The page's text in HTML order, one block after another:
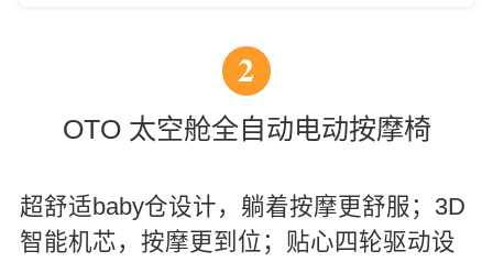
2
OTO 太空舱全自动电动按摩椅
超舒适baby仓设计，躺着按摩更舒服；3D
智能机芯，按摩更到位；贴心四轮驱动设